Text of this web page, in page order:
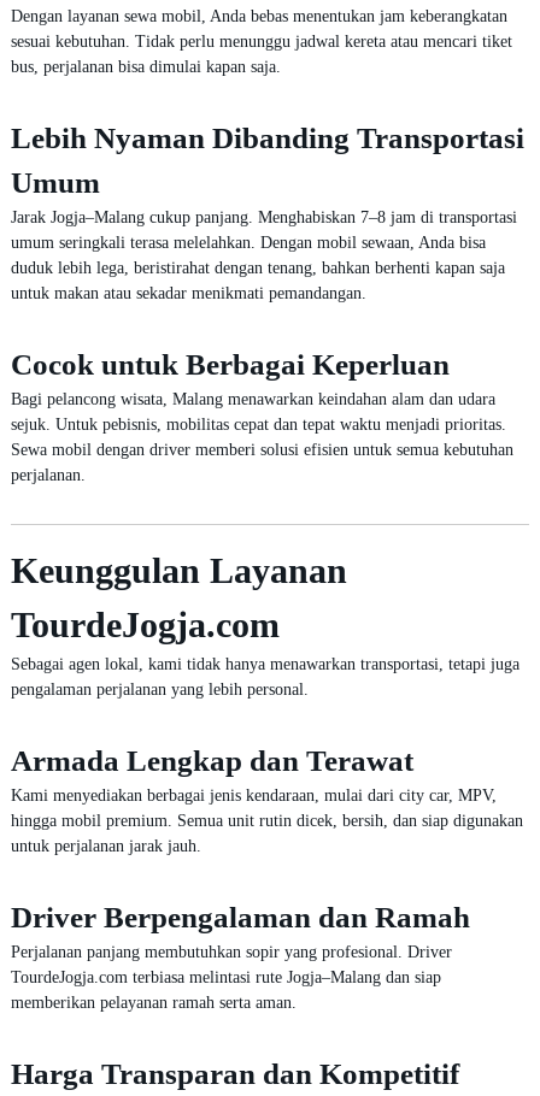
Dengan layanan sewa mobil, Anda bebas menentukan jam keberangkatan
sesuai kebutuhan. Tidak perlu menunggu jadwal kereta atau mencari tiket
bus, perjalanan bisa dimulai kapan saja.
Lebih Nyaman Dibanding Transportasi
Umum
Jarak Jogja–Malang cukup panjang. Menghabiskan 7–8 jam di transportasi
umum seringkali terasa melelahkan. Dengan mobil sewaan, Anda bisa
duduk lebih lega, beristirahat dengan tenang, bahkan berhenti kapan saja
untuk makan atau sekadar menikmati pemandangan.
Cocok untuk Berbagai Keperluan
Bagi pelancong wisata, Malang menawarkan keindahan alam dan udara
sejuk. Untuk pebisnis, mobilitas cepat dan tepat waktu menjadi prioritas.
Sewa mobil dengan driver memberi solusi efisien untuk semua kebutuhan
perjalanan.
Keunggulan Layanan
TourdeJogja.com
Sebagai agen lokal, kami tidak hanya menawarkan transportasi, tetapi juga
pengalaman perjalanan yang lebih personal.
Armada Lengkap dan Terawat
Kami menyediakan berbagai jenis kendaraan, mulai dari city car, MPV,
hingga mobil premium. Semua unit rutin dicek, bersih, dan siap digunakan
untuk perjalanan jarak jauh.
Driver Berpengalaman dan Ramah
Perjalanan panjang membutuhkan sopir yang profesional. Driver
TourdeJogja.com terbiasa melintasi rute Jogja–Malang dan siap
memberikan pelayanan ramah serta aman.
Harga Transparan dan Kompetitif